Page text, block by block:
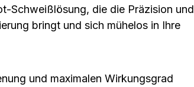
Schweißlösung, die die Präzision und
bringt und sich mühelos in Ihre
und maximalen Wirkungsgrad